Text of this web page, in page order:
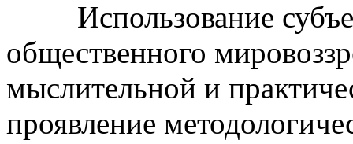
Использование
общественного
мыслительной и
проявление